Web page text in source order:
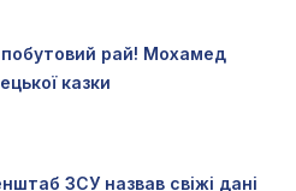
побутовий рай! Мохамед
казки
ЗСУ назвав свіжі дані